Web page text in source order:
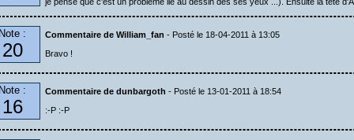
Note :
20
Commentaire de William_fan - Posté le 18-04-2011 à 13:05
Bravo !
Note :
16
Commentaire de dunbargoth - Posté le 13-01-2011 à 18:54
:-P :-P